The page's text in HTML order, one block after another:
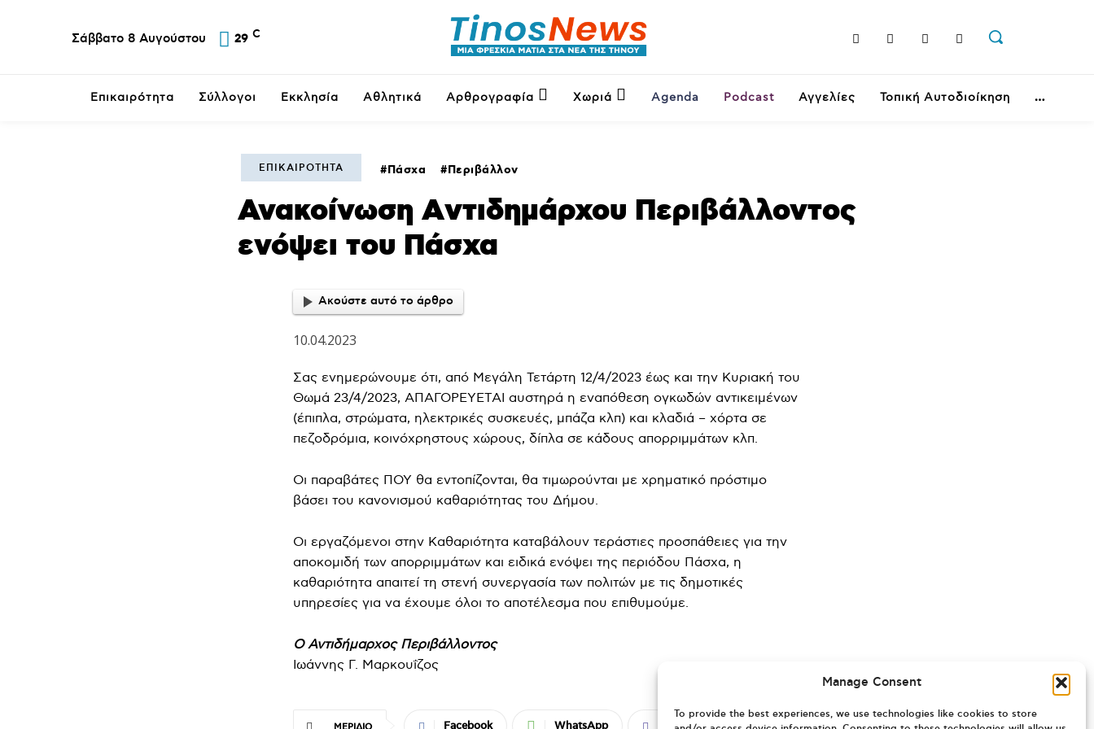
Manage Consent
To provide the best experiences, we use technologies like cookies to store
Σάββατο 8 Αυγούστου 29 C
Επικαιρότητα Σύλλογοι Εκκλησία Αθλητικά Αρθρογραφία Χωριά Agenda Podcast Αγγελίες Τοπική Αυτοδιοίκηση
ΕΠΙΚΑΙΡΌΤΗΤΑ Πάσχα Περιβάλλον
Ανακοίνωση Aντιδημάρχου Περιβάλλοντος
ενόψει του Πάσχα
Ακούστε αυτό το άρθρο
10.04.2023
Σας ενημερώνουμε ότι, από Μεγάλη Τετάρτη 12/4/2023 έως και την Κυριακή του
Θωμά 23/4/2023, ΑΠΑΓΟΡΕΥΕΤΑΙ αυστηρά η εναπόθεση ογκωδών αντικειμένων
(έπιπλα, στρώματα, ηλεκτρικές συσκευές, μπάζα κλπ) και κλαδιά – χόρτα σε
πεζοδρόμια, κοινόχρηστους χώρους, δίπλα σε κάδους απορριμμάτων κλπ.
Οι παραβάτες ΠΟΥ θα εντοπίζονται, θα τιμωρούνται με χρηματικό πρόστιμο
βάσει του κανονισμού καθαριότητας του Δήμου.
Οι εργαζόμενοι στην Καθαριότητα καταβάλουν τεράστιες προσπάθειες για την
αποκομιδή των απορριμμάτων και ειδικά ενόψει της περιόδου Πάσχα, η
καθαριότητα απαιτεί τη στενή συνεργασία των πολιτών με τις δημοτικές
υπηρεσίες για να έχουμε όλοι το αποτέλεσμα που επιθυμούμε.
Ο Αντιδήμαρχος Περιβάλλοντος
Ιωάννης Γ. Μαρκουΐζος
Facebook WhatsApp Viber